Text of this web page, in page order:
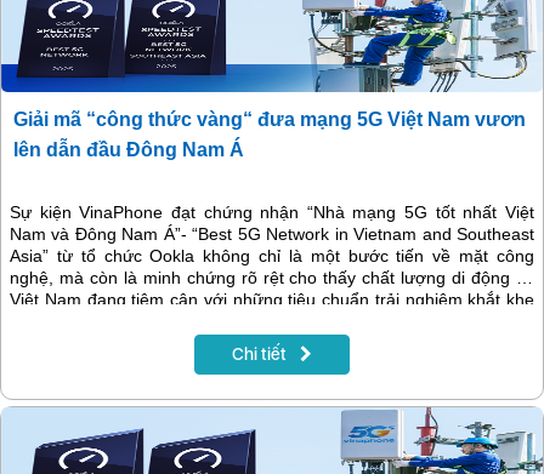
Giải mã “công thức vàng“ đưa mạng 5G Việt Nam vươn
lên dẫn đầu Đông Nam Á
Sự kiện VinaPhone đạt chứng nhận “Nhà mạng 5G tốt nhất Việt
Nam và Đông Nam Á”- “Best 5G Network in Vietnam and Southeast
Asia” từ tổ chức Ookla không chỉ là một bước tiến về mặt công
nghệ, mà còn là minh chứng rõ rệt cho thấy chất lượng di động tại
Việt Nam đang tiệm cận với những tiêu chuẩn trải nghiệm khắt khe
Chi tiết